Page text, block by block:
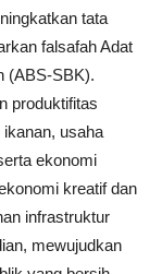
tata
falsafah Adat
(ABS-SBK).
produktifitas
ikanan, usaha
ekonomi
kreatif dan
infrastruktur
mewujudkan